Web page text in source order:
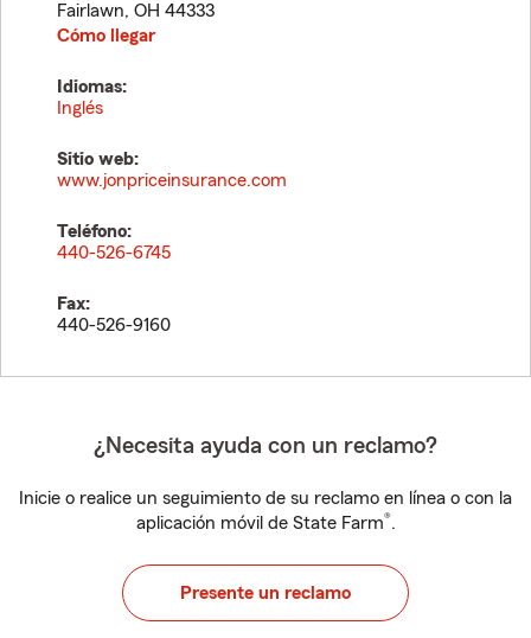
Fairlawn, OH 44333
Cómo llegar
Idiomas:
Inglés
Sitio web:
www.jonpriceinsurance.com
Teléfono:
440-526-6745
Fax:
440-526-9160
¿Necesita ayuda con un reclamo?
Inicie o realice un seguimiento de su reclamo en línea o con la
aplicación móvil de State Farm®.
Presente un reclamo